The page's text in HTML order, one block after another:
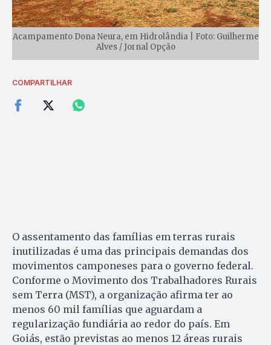
Acampamento Dona Neura, em Hidrolândia | Foto: Guilherme
Alves / Jornal Opção
COMPARTILHAR
O assentamento das famílias em terras rurais
inutilizadas é uma das principais demandas dos
movimentos camponeses para o governo federal.
Conforme o Movimento dos Trabalhadores Rurais
sem Terra (MST), a organização afirma ter ao
menos 60 mil famílias que aguardam a
regularização fundiária ao redor do país. Em
Goiás, estão previstas ao menos 12 áreas rurais